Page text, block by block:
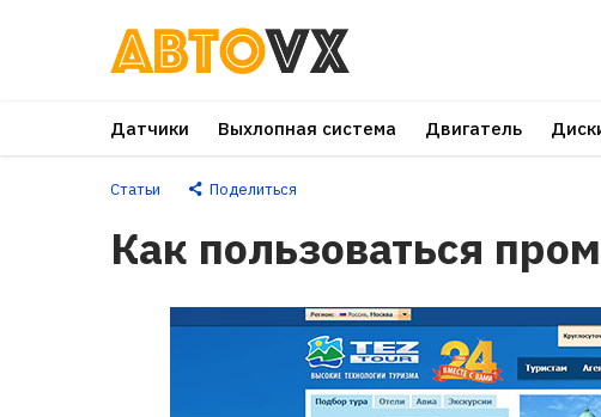
Перейти
основному
контенту
Датчики Выхлопная система Двигатель
Статьи Поделиться
Как пользоваться